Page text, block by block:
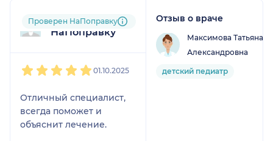
Пользователь
НаПоправку
Проверен НаПоправку
01.10.2025
Отличный специалист,
всегда поможет и
объяснит лечение.
Отзыв о враче
Максимова Татьяна
Александровна
детский педиатр